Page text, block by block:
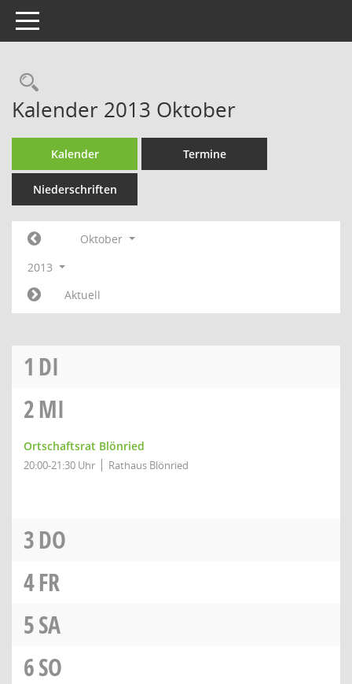
Toggle navigation
Kalender 2013 Oktober
Kalender Termine
Niederschriften
Oktober
2013
Aktuell
1 DI
2MI
Ortschaftsrat Blönried
20:00-21:30 Uhr Rathaus Blönried
3DO
4FR
5SA
6SO